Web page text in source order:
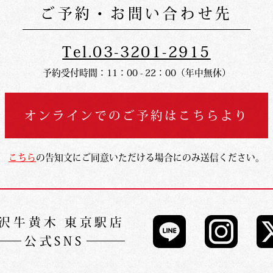
ご予約・お問い合わせ先
Tel.03-3201-2915
予約受付時間：11：00 - 22：00（年中無休）
オンラインでの ご予約はこちらより
こちら の告知文にご同意いただける場合にのみ送信ください。
牛黄木 東京駅店
公式SNS